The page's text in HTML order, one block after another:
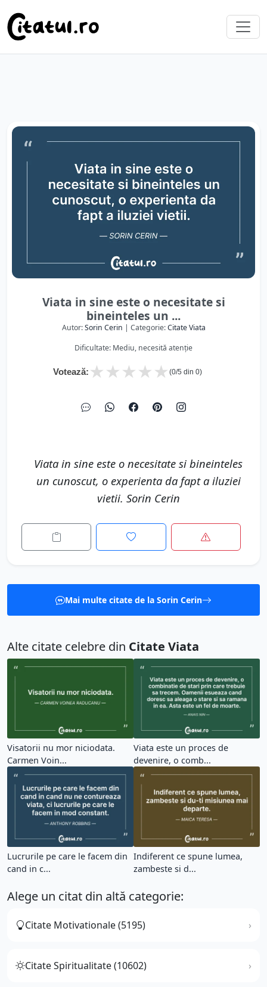
Viata in sine este o necesitate si
bineinteles un ...
Autor:Sorin Cerin | Categorie:Citate Viata
Dificultate: Mediu, necesită atenție
Votează: ★
★
★
★
★ (0/5 din 0)
Viata in sine este o necesitate si bineinteles
un cunoscut, o experienta da fapt a iluziei
vietii. Sorin Cerin
Mai multe citate de la Sorin Cerin
Alte citate celebre din Citate Viata
Visatorii nu mor niciodata.
Carmen Voin...
Viata este un proces de
devenire, o comb...
Lucrurile pe care le facem din
cand in c...
Indiferent ce spune lumea,
zambeste si d...
Alege un citat din altă categorie:
Citate Motivationale (5195)
Citate Spiritualitate (10602)